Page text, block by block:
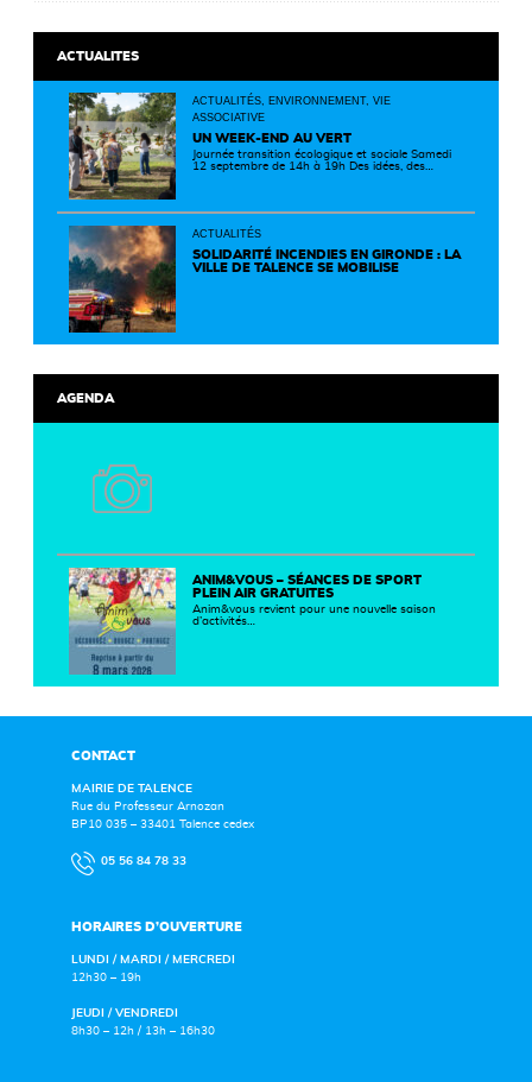
ACTUALITES
ACTUALITÉS, ENVIRONNEMENT, VIE
ASSOCIATIVE
UN WEEK-END AU VERT
Journée transition écologique et sociale Samedi
12 septembre de 14h à 19h Des idées, des
un territoire plus durable et solidaire.
ACTUALITÉS
SOLIDARITÉ INCENDIES EN GIRONDE : LA
VILLE DE TALENCE SE MOBILISE
AGENDA
ANIM&VOUS – SÉANCES DE SPORT
PLEIN AIR GRATUITES
Anim&vous revient pour une nouvelle saison
d’activités…
CONTACT
MAIRIE DE TALENCE
Rue du Professeur Arnozan
BP10 035 – 33401 Talence cedex
05 56 84 78 33
HORAIRES D’OUVERTURE
LUNDI / MARDI / MERCREDI
12h30 – 19h
JEUDI / VENDREDI
8h30 – 12h / 13h – 16h30